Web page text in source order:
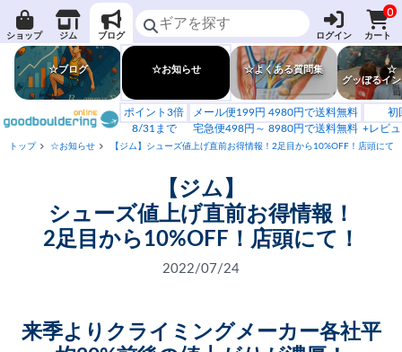
ショップ ジム ブログ ログイン
0
カート
☆ブログ ☆お知らせ ☆よくある質問集
☆
グッぼるイ
ポイント3倍
8/31まで
メール便199円 4980円で送料無料
宅急便498円～ 8980円で送料無料
初
+レビ
トップ ☆お知らせ 【ジム】シューズ値上げ直前お得情報！2足目から10%OFF！店頭にて！
【ジム】
シューズ値上げ直前お得情報！
2足目から10%OFF！店頭にて！
2022/07/24
来季よりクライミングメーカー各社平